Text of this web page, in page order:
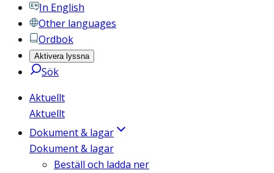
In English
Other languages
Ordbok
Aktivera lyssna
Sök
Aktuellt
Aktuellt
Dokument & lagar
Dokument & lagar
Beställ och ladda ner